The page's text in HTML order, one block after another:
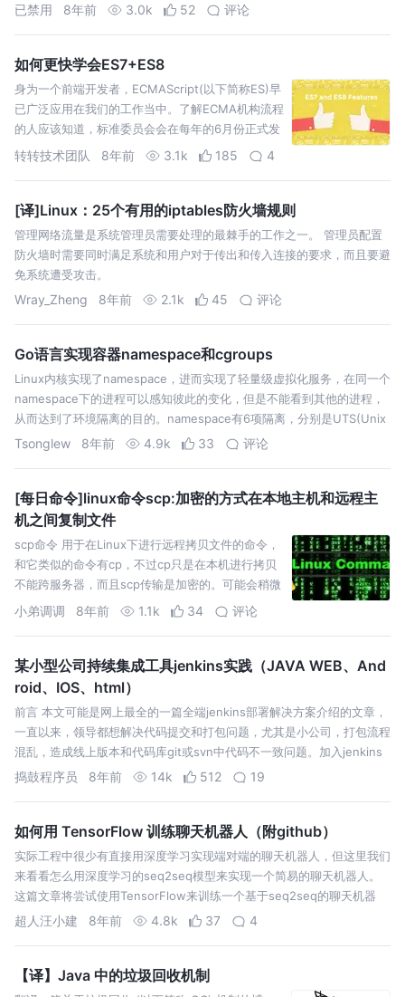
已禁用 8年前 3.0k 52 评论
如何更快学会ES7+ES8
身为一个前端开发者，ECMAScript(以下简称ES)早
已广泛应用在我们的工作当中。了解ECMA机构流程
的人应该知道，标准委员会会在每年的6月份正式发
布一次规范的修订，而这次的发布也将作为当年的
转转技术团队 8年前 3.1k 185 4
[译]Linux：25个有用的iptables防火墙规则
管理网络流量是系统管理员需要处理的最棘手的工作之一。 管理员配置
防火墙时需要同时满足系统和用户对于传出和传入连接的要求，而且要避
免系统遭受攻击。
Wray_Zheng 8年前 2.1k 45 评论
Go语言实现容器namespace和cgroups
Linux内核实现了namespace，进而实现了轻量级虚拟化服务，在同一个
namespace下的进程可以感知彼此的变化，但是不能看到其他的进程，
从而达到了环境隔离的目的。namespace有6项隔离，分别是UTS(Unix
Time-sharing System, 主机和域名…
Tsonglew 8年前 4.9k 33 评论
[每日命令]linux命令scp:加密的方式在本地主机和远程主
机之间复制文件
scp命令 用于在Linux下进行远程拷贝文件的命令，
和它类似的命令有cp，不过cp只是在本机进行拷贝
不能跨服务器，而且scp传输是加密的。可能会稍微
影响一下速度。当你服务器硬盘变为只读read only
一点上，rsync就远远不及它了。虽然 rsync比scp
会快一点，但当小文件众多的情况下，rsync会导致
硬盘I/O非常高，而scp基本不影响系统正常使用。
小弟调调 8年前 1.1k 34 评论
某小型公司持续集成工具jenkins实践（JAVA WEB、And
roid、IOS、html）
前言 本文可能是网上最全的一篇全端jenkins部署解决方案介绍的文章，
一直以来，领导都想解决代码提交和打包问题，尤其是小公司，打包流程
混乱，造成线上版本和代码库git或svn中代码不一致问题。加入jenkins
阵营，解决众多发包难题，显得刻不容缓。 研究过程 刚开始，我一直在
捣鼓程序员 8年前 14k 512 19
如何用 TensorFlow 训练聊天机器人（附github）
实际工程中很少有直接用深度学习实现端对端的聊天机器人，但这里我们
来看看怎么用深度学习的seq2seq模型来实现一个简易的聊天机器人。
这篇文章将尝试使用TensorFlow来训练一个基于seq2seq的聊天机器
人，实现根据语料库的训练让机器人回答问题。 关于seq2seq的机制
超人汪小建 8年前 4.8k 37 4
【译】Java 中的垃圾回收机制